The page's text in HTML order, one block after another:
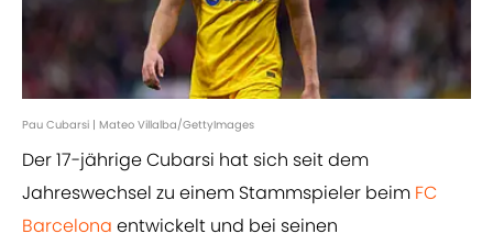
Pau Cubarsi | Mateo Villalba/GettyImages
Der 17-jährige Cubarsi hat sich seit dem
Jahreswechsel zu einem Stammspieler beim FC
Barcelona entwickelt und bei seinen